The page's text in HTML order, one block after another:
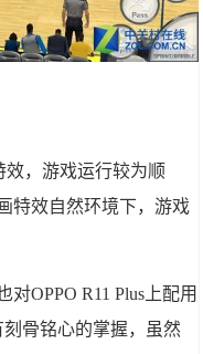
，游戏运行较为顺
特效自然环境下，游戏
OPPO R11 Plus上配用
骨铭心的掌握，虽然